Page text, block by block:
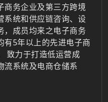
商务企业及第三方跨境
系统和供应链咨询、设
，成员均来之电子商务
有5年以上的先进电子商
致力于打造低运营成
流系统及电商仓储系